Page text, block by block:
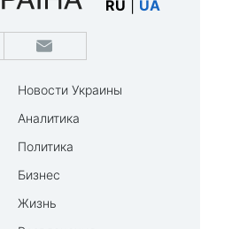
RU UA
Новости Украины
Аналитика
Политика
Бизнес
Жизнь